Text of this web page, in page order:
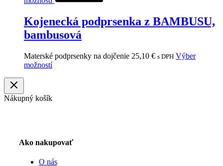
Kojenecká podprsenka z BAMBUSU,
bambusová
Materské podprsenky na dojčenie 25,10 € s DPH Výber
možností
Nákupný košík
Ako nakupovať
O nás